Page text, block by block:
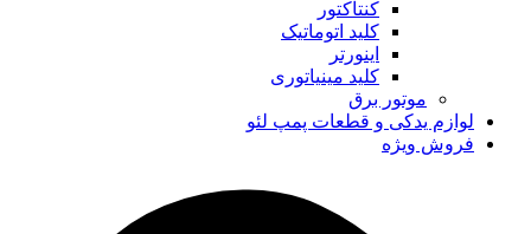
کنتاکتور
کلید اتوماتیک
اینورتر
کلید مینیاتوری
موتور برق
لوازم یدکی و قطعات پمپ لئو
فروش ویژه